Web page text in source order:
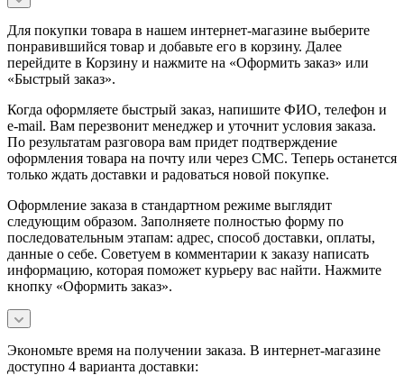
Для покупки товара в нашем интернет-магазине выберите
понравившийся товар и добавьте его в корзину. Далее
перейдите в Корзину и нажмите на «Оформить заказ» или
«Быстрый заказ».
Когда оформляете быстрый заказ, напишите ФИО, телефон и
e-mail. Вам перезвонит менеджер и уточнит условия заказа.
По результатам разговора вам придет подтверждение
оформления товара на почту или через СМС. Теперь останется
только ждать доставки и радоваться новой покупке.
Оформление заказа в стандартном режиме выглядит
следующим образом. Заполняете полностью форму по
последовательным этапам: адрес, способ доставки, оплаты,
данные о себе. Советуем в комментарии к заказу написать
информацию, которая поможет курьеру вас найти. Нажмите
кнопку «Оформить заказ».
Экономьте время на получении заказа. В интернет-магазине
доступно 4 варианта доставки: